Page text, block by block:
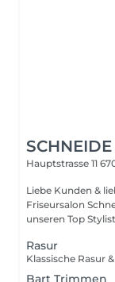
Hauptstrasse 11
Liebe Kunden &
Friseursalon
unseren Top
Rasur
Klassische Rasur
Bart Trimmen